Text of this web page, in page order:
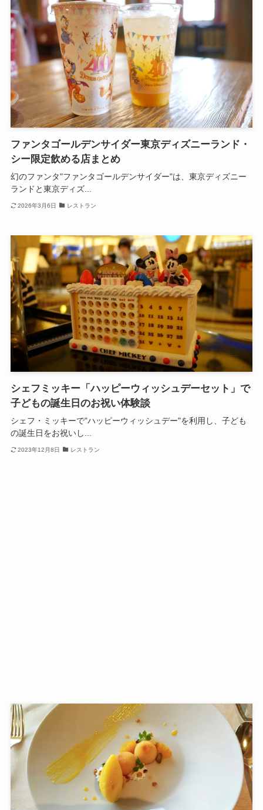
ファンタゴールデンサイダー東京ディズニーランド・
シー限定飲める店まとめ
幻のファンタ"ファンタゴールデンサイダー"は、東京ディズニー
ランドと東京ディズ...
2026年3月6日 レストラン
シェフミッキー「ハッピーウィッシュデーセット」で
子どもの誕生日のお祝い体験談
シェフ・ミッキーで"ハッピーウィッシュデー"を利用し、子ども
の誕生日をお祝いし...
2023年12月8日 レストラン